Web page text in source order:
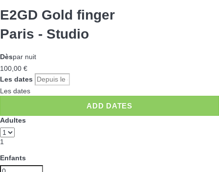
E2GD Gold finger
Paris - Studio
Dèspar nuit
100,00 €
Les dates
Les dates
ADD DATES
Adultes
1
Enfants